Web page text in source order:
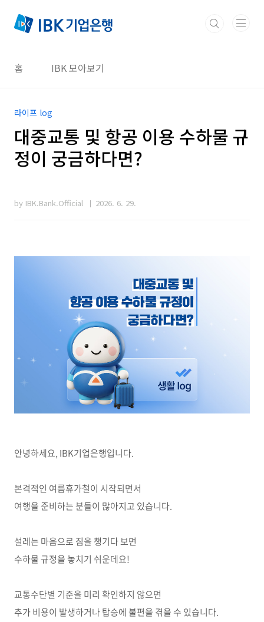
홈 IBK 모아보기
라이프 log
대중교통 및 항공 이용 수하물 규
정이 궁금하다면?
by IBK.Bank.Official 2026. 6. 29.
안녕하세요, IBK기업은행입니다.
본격적인 여름휴가철이 시작되면서
여행을 준비하는 분들이 많아지고 있습니다.
설레는 마음으로 짐을 챙기다 보면
수하물 규정을 놓치기 쉬운데요!
교통수단별 기준을 미리 확인하지 않으면
추가 비용이 발생하거나 탑승에 불편을 겪을 수 있습니다.